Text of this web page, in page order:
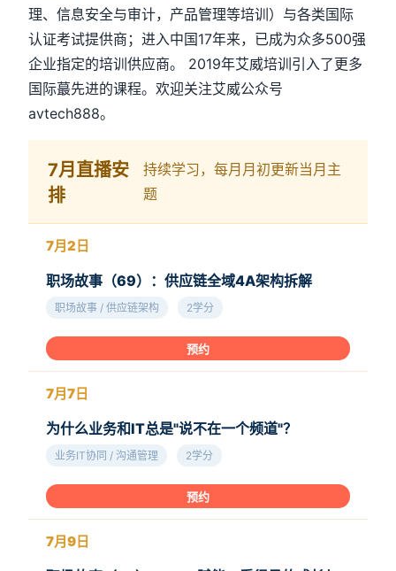
理、信息安全与审计，产品管理等培训）与各类国际
认证考试提供商；进入中国17年来，已成为众多500强
企业指定的培训供应商。 2019年艾威培训引入了更多
国际蕞先进的课程。欢迎关注艾威公众号
avtech888。
7月直播安
排
持续学习，每月月初更新当月主
题
7月2日
职场故事（69）：供应链全域4A架构拆解
职场故事 / 供应链架构 2学分
预约
7月7日
为什么业务和IT总是"说不在一个频道"？
业务IT协同 / 沟通管理 2学分
预约
7月9日